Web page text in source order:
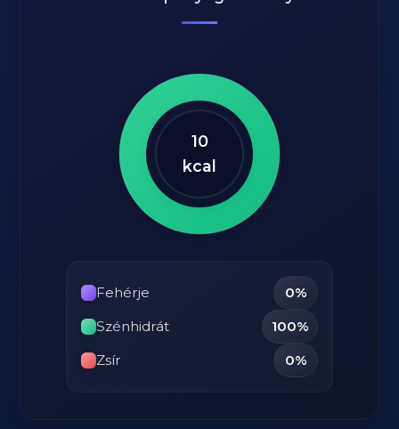
10
kcal
Fehérje
0%
Szénhidrát
100%
Zsír
0%